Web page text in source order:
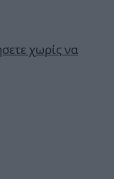
χωρίς να